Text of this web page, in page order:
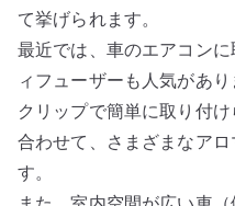
て挙げられます。
最近では、車のエアコン
ィフューザーも人気があり
クリップで簡単に取り付
合わせて、さまざまなア
す。